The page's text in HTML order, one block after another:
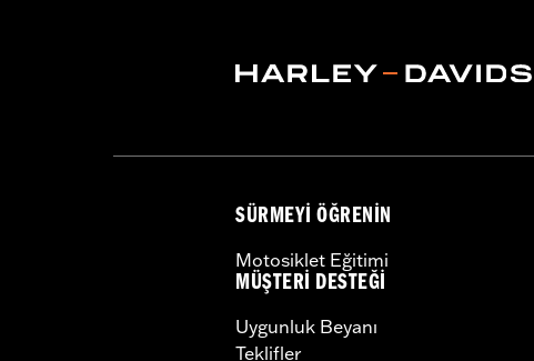
Removing and installing engine
SÜRMEYI ÖĞRENIN
Motosiklet Eğitimi
MÜŞTERI DESTEĞI
Uygunluk Beyanı
Teklifler